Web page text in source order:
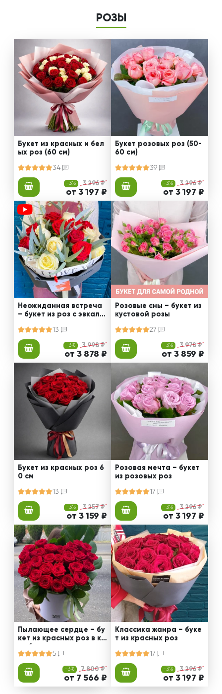
РОЗЫ
Букет из красных и бел
ых роз (60 см)
34
-3% 3 296 ₽
от 3 197 ₽
Букет розовых роз (50-
60 см)
39
-3% 3 296 ₽
от 3 197 ₽
Неожиданная встреча
– букет из роз с эвкали
13
-3% 3 998 ₽
от 3 878 ₽
Розовые сны – букет из
кустовой розы
27
-3% 3 978 ₽
от 3 859 ₽
Букет из красных роз 6
0 см
13
-3% 3 257 ₽
от 3 159 ₽
Розовая мечта – букет
из розовых роз
17
-3% 3 296 ₽
от 3 197 ₽
Пылающее сердце – бу
кет из красных роз в ко
робке
5
-3% 7 800 ₽
от 7 566 ₽
Классика жанра – буке
т из красных роз
17
-3% 3 296 ₽
от 3 197 ₽